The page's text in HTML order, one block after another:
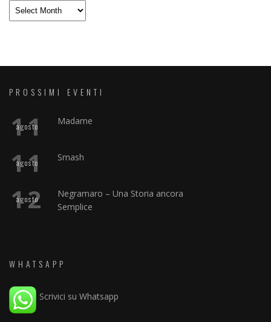
Archivio
PROSSIMI EVENTI
11
agosto Madame
11
agosto Smash
12
agosto
Negramaro – Una Storia ancora
Semplice
WHATSAPP
Scrivici su Whatsapp